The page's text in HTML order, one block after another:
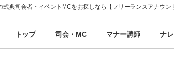
式典司会者・イベントMCをお探しなら【フリーランスアナウ
トップ 司会・MC マナー講師 ナ